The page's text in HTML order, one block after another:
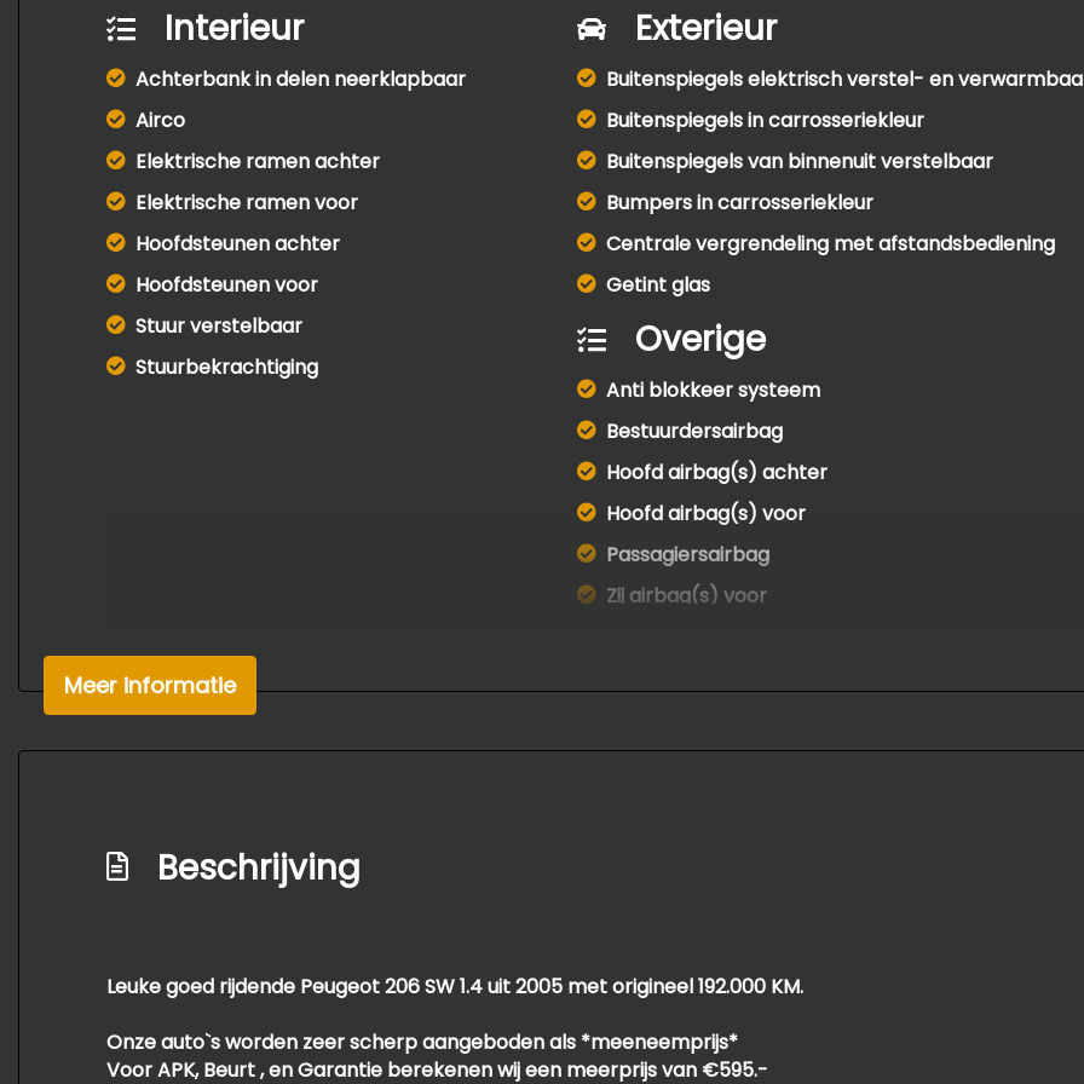
Interieur
Achterbank in delen neerklapbaar
Airco
Elektrische ramen achter
Elektrische ramen voor
Hoofdsteunen achter
Hoofdsteunen voor
Stuur verstelbaar
Stuurbekrachtiging
Exterieur
Buitenspiegels elektrisch verstel- en
Buitenspiegels in carrosseriekleur
Buitenspiegels van binnenuit verstelbaar
Bumpers in carrosseriekleur
Centrale vergrendeling met afstandsbediening
Getint glas
Overige
Anti blokkeer systeem
Bestuurdersairbag
Hoofd airbag(s) achter
Hoofd airbag(s) voor
Passagiersairbag
Zij airbag(s) voor
Meer informatie
Beschrijving
Leuke goed rijdende Peugeot 206 SW 1.4 uit 2005 met origineel 192.000 KM.
Onze auto`s worden zeer scherp aangeboden als *meeneemprijs*
Voor APK, Beurt , en Garantie berekenen wij een meerprijs van €595.-